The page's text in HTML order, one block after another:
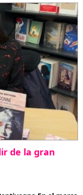
de la gran